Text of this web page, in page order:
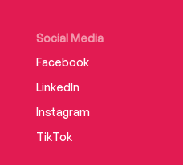
Social Media
Facebook
LinkedIn
Instagram
TikTok